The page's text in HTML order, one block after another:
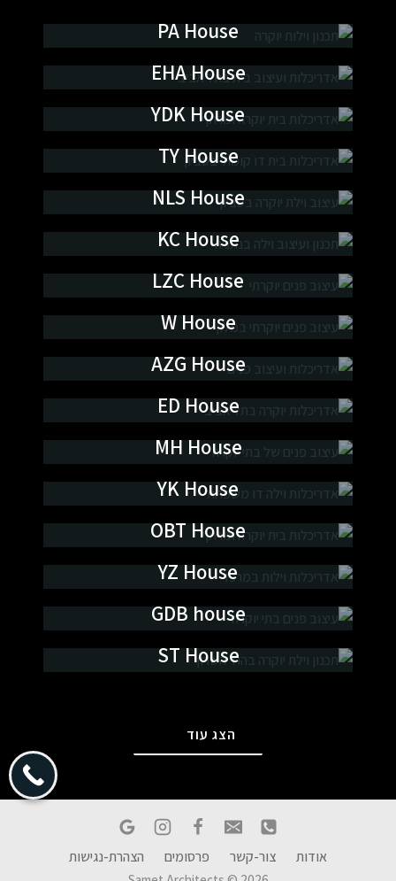
אדריכלות ועיצוב פנים
PA House
אדריכלות ועיצוב פנים
EHA House
אדריכלות ועיצוב פנים
YDK House
אדריכלות ועיצוב פנים
TY House
אדריכלות ועיצוב פנים
NLS House
אדריכלות ועיצוב פנים
KC House
אדריכלות ועיצוב פנים
LZC House
אדריכלות ועיצוב פנים
W House
אדריכלות ועיצוב פנים
AZG House
אדריכלות ועיצוב פנים
ED House
אדריכלות ועיצוב פנים
MH House
אדריכלות ועיצוב פנים
YK House
אדריכלות ועיצוב פנים
OBT House
אדריכלות ועיצוב פנים
YZ House
אדריכלות ועיצוב פנים
GDB house
אדריכלות ועיצוב פנים
ST House
הצג עוד
אודות צור-קשר פרסומים הצהרת-נגישות